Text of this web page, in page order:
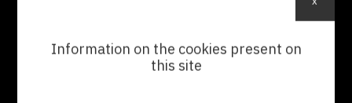
Information on the cookies present on
this site